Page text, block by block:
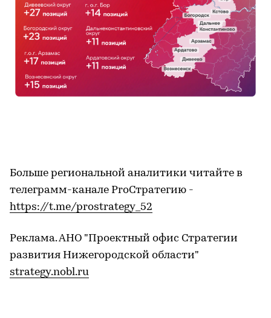
Больше региональной аналитики читайте в
телеграмм-канале ProСтратегию -
https://t.me/prostrategy_52
Реклама. АНО "Проектный офис Стратегии
развития Нижегородской области"
strategy.nobl.ru